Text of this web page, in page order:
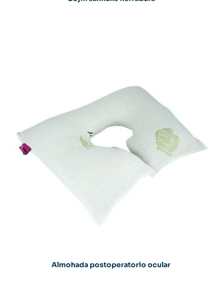
Almohada postoperatorio ocular